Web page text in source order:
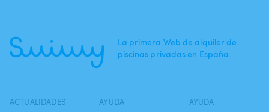
La primera Web de alquiler de
piscinas privadas en España.
ACTUALIDADES AYUDA AYUDA